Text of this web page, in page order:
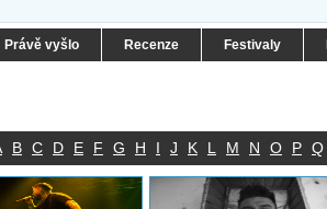
Právě vyšlo Recenze Festivaly
B C D E F G H I J K L M N O P Q